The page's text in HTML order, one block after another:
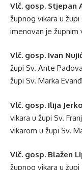
Vlč. gosp. Stjepan
župnog vikara u
imenovan je župnim
Vlč. gosp. Ivan
župi Sv. Ante
župi Sv. Marka
Vlč. gosp. Ilija
vikara u župi Sv.
vikarom u župi Sv.
Vlč. gosp. Blažen
župnog vikara u župi